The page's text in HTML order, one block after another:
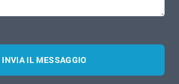
INVIA IL MESSAGGIO